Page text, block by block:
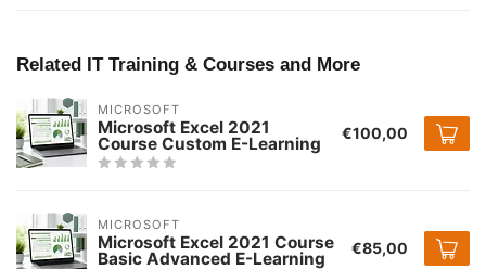
Related IT Training & Courses and More
MICROSOFT
Microsoft Excel 2021
Course Custom E-Learning €100,00
MICROSOFT
Microsoft Excel 2021 Course
Basic Advanced E-Learning €85,00